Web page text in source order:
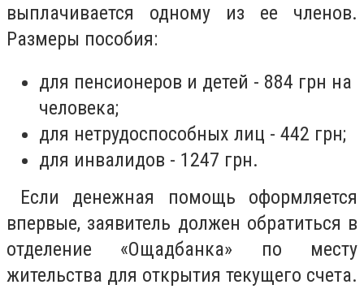
выплачивается одному из ее членов.
Размеры пособия:
для пенсионеров и детей - 884 грн на
человека;
для нетрудоспособных лиц - 442 грн;
для инвалидов - 1247 грн.
Если денежная помощь оформляется
впервые, заявитель должен обратиться в
отделение «Ощадбанка» по месту
жительства для открытия текущего счета.